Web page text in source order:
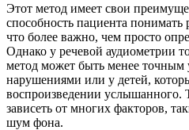
Этот метод имеет свои
способность пациента
что более важно, чем просто
Однако у речевой аудиометрии
метод может быть менее
нарушениями или у детей,
воспроизведении услышанного.
зависеть от многих факторов,
шум фона.